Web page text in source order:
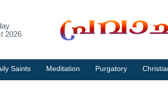
2026
Saints Meditation Purgatory